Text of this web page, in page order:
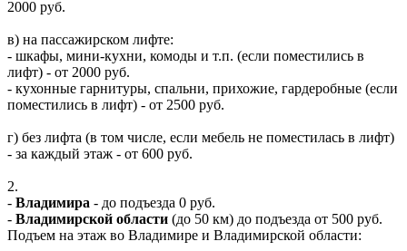
2000 руб.
в) на пассажирском лифте:
- шкафы, мини-кухни, комоды и т.п. (если поместились в
лифт) - от 2000 руб.
- кухонные гарнитуры, спальни, прихожие, гардеробные (если
поместились в лифт) - от 2500 руб.
г) без лифта (в том числе, если мебель не поместилась в лифт)
- за каждый этаж - от 600 руб.
2.
- Владимира - до подъезда 0 руб.
- Владимирской области (до 50 км) до подъезда от 500 руб.
Подъем на этаж во Владимире и Владимирской области: